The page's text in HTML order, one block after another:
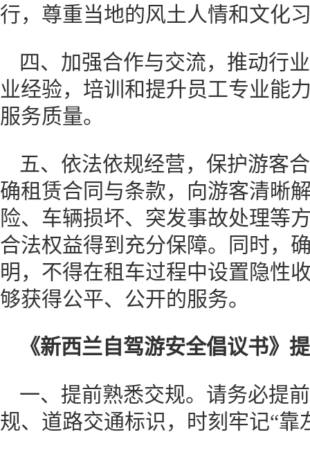
行，尊重当地的风土人情和文化
四、加强合作与交流，推动行
业经验，培训和提升员工专业能
服务质量。
五、依法依规经营，保护游客
确租赁合同与条款，向游客清晰
险、车辆损坏、突发事故处理等
合法权益得到充分保障。同时，
明，不得在租车过程中设置隐性
够获得公平、公开的服务。
《新西兰自驾游安全倡议书》
一、提前熟悉交规。请务必提
规、道路交通标识，时刻牢记“靠